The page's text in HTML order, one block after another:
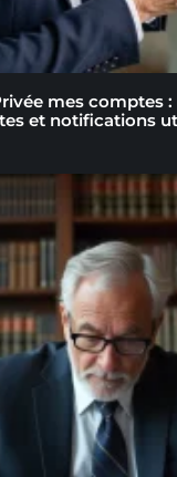
mes comptes
et notifications